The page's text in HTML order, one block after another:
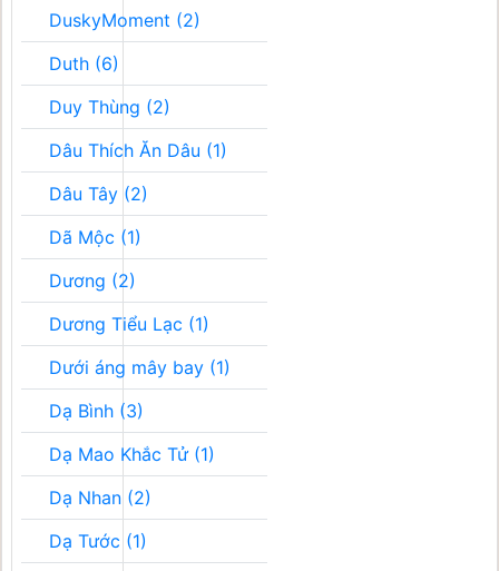
DuskyMoment (2)
Duth (6)
Duy Thùng (2)
Dâu Thích Ăn Dâu (1)
Dâu Tây (2)
Dã Mộc (1)
Dương (2)
Dương Tiểu Lạc (1)
Dưới áng mây bay (1)
Dạ Bình (3)
Dạ Mao Khắc Tử (1)
Dạ Nhan (2)
Dạ Tước (1)